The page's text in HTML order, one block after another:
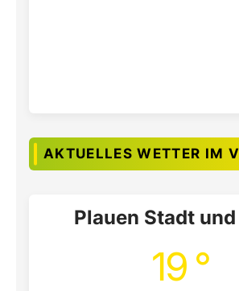
AKTUELLES WETTER IM
Plauen Stadt
19 °